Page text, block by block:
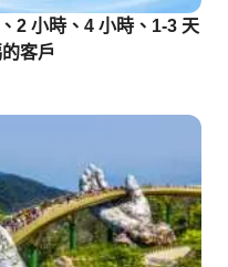
2 小時、4 小時、1-3 天
客戶